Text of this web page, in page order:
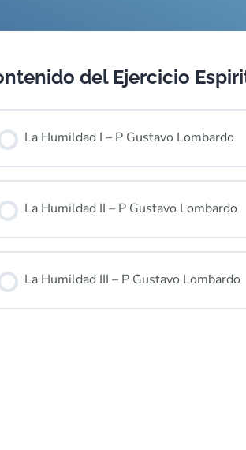
del Ejercicio
La Humildad I – P Gustavo Lombardo
La Humildad II – P Gustavo Lombardo
La Humildad III – P Gustavo Lombardo